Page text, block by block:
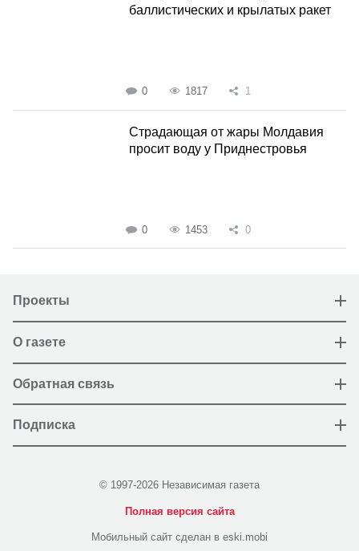
баллистических и крылатых ракет
0 1817 1
Страдающая от жары Молдавия
просит воду у Приднестровья
0 1453 0
Проекты
О газете
Обратная связь
Подписка
© 1997-2026 Независимая газета
Полная версия сайта
Мобильный сайт сделан в eski.mobi